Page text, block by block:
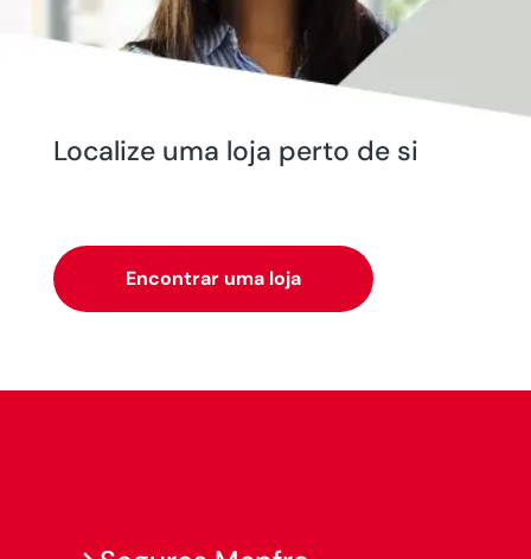
Localize uma loja perto de si
Encontrar uma loja